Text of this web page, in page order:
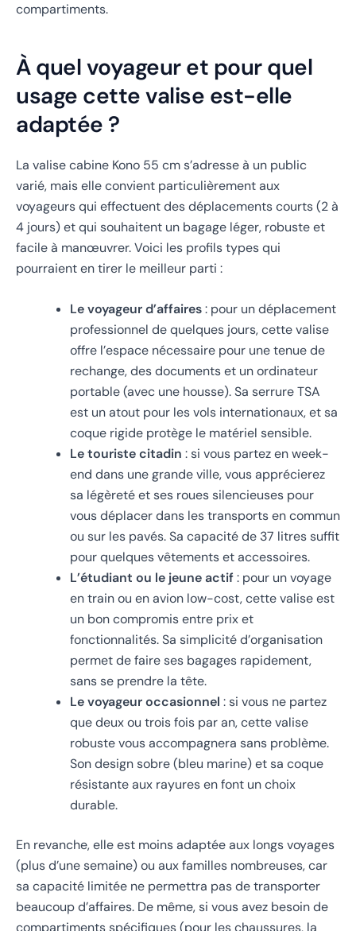
compartiments.
À quel voyageur et pour quel
usage cette valise est-elle
adaptée ?
La valise cabine Kono 55 cm s’adresse à un public
varié, mais elle convient particulièrement aux
voyageurs qui effectuent des déplacements courts (2 à
4 jours) et qui souhaitent un bagage léger, robuste et
facile à manœuvrer. Voici les profils types qui
pourraient en tirer le meilleur parti :
Le voyageur d’affaires: pour un déplacement
professionnel de quelques jours, cette valise
offre l’espace nécessaire pour une tenue de
rechange, des documents et un ordinateur
portable (avec une housse). Sa serrure TSA
est un atout pour les vols internationaux, et sa
coque rigide protège le matériel sensible.
Le touriste citadin : si vous partez en week-
end dans une grande ville, vous apprécierez
sa légèreté et ses roues silencieuses pour
vous déplacer dans les transports en commun
ou sur les pavés. Sa capacité de 37 litres suffit
pour quelques vêtements et accessoires.
L’étudiant ou le jeune actif: pour un voyage
en train ou en avion low-cost, cette valise est
un bon compromis entre prix et
fonctionnalités. Sa simplicité d’organisation
permet de faire ses bagages rapidement,
sans se prendre la tête.
Le voyageur occasionnel : si vous ne partez
que deux ou trois fois par an, cette valise
robuste vous accompagnera sans problème.
Son design sobre (bleu marine) et sa coque
résistante aux rayures en font un choix
durable.
En revanche, elle est moins adaptée aux longs voyages
(plus d’une semaine) ou aux familles nombreuses, car
sa capacité limitée ne permettra pas de transporter
beaucoup d’affaires. De même, si vous avez besoin de
compartiments spécifiques (pour les chaussures, la